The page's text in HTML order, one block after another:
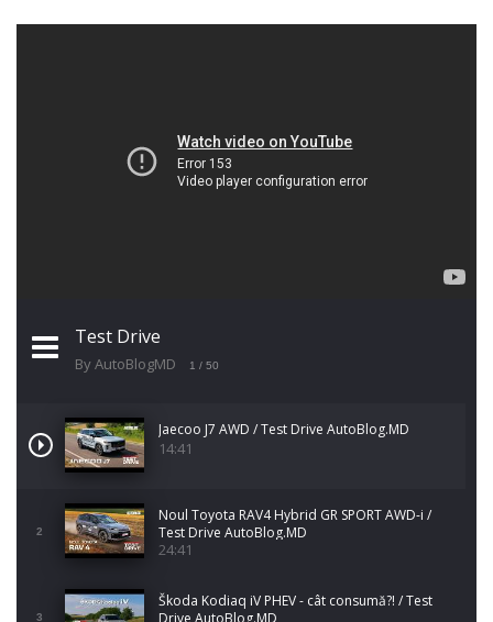
Test Drive
By AutoBlogMD 1 / 50
Jaecoo J7 AWD / Test Drive AutoBlog.MD
14:41
2
Noul Toyota RAV4 Hybrid GR SPORT AWD-i /
Test Drive AutoBlog.MD
24:41
3
Škoda Kodiaq iV PHEV - cât consumă?! / Test
Drive AutoBlog.MD